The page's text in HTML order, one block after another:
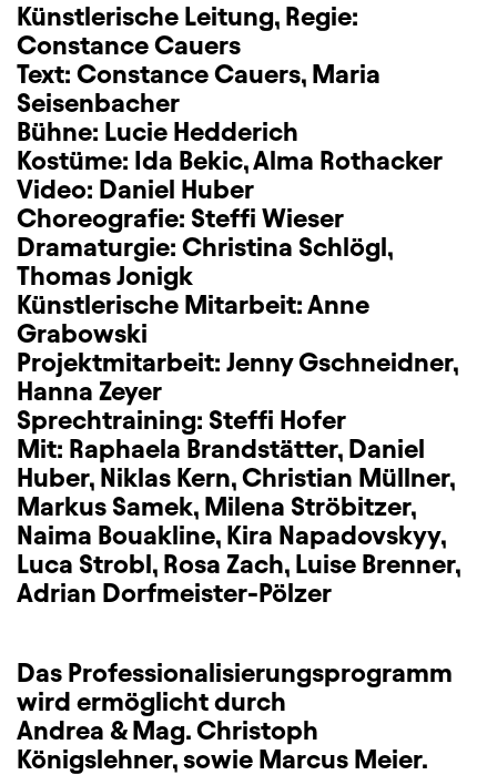
Künstlerische Leitung, Regie:
Constance Cauers
Text: Constance Cauers, Maria
Seisenbacher
Bühne: Lucie Hedderich
Kostüme: Ida Bekic, Alma Rothacker
Video: Daniel Huber
Choreografie: Steffi Wieser
Dramaturgie: Christina Schlögl,
Thomas Jonigk
Künstlerische Mitarbeit: Anne
Grabowski
Projektmitarbeit: Jenny Gschneidner,
Hanna Zeyer
Sprechtraining: Steffi Hofer
Mit: Raphaela Brandstätter, Daniel
Huber, Niklas Kern, Christian Müllner,
Markus Samek, Milena Ströbitzer,
Naima Bouakline, Kira Napadovskyy,
Luca Strobl, Rosa Zach, Luise Brenner,
Adrian Dorfmeister-Pölzer
Das Professionalisierungsprogramm
wird ermöglicht durch
Andrea & Mag. Christoph
Königslehner,sowie Marcus Meier.